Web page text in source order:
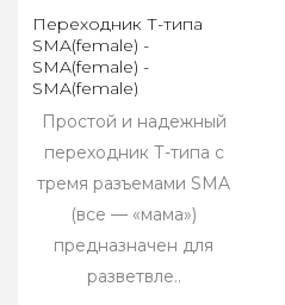
Переходник Т-типа
SMA(female) -
SMA(female) -
SMA(female)
Простой и надежный
переходник Т-типа с
тремя разъемами SMA
(все — «мама»)
предназначен для
разветвле..